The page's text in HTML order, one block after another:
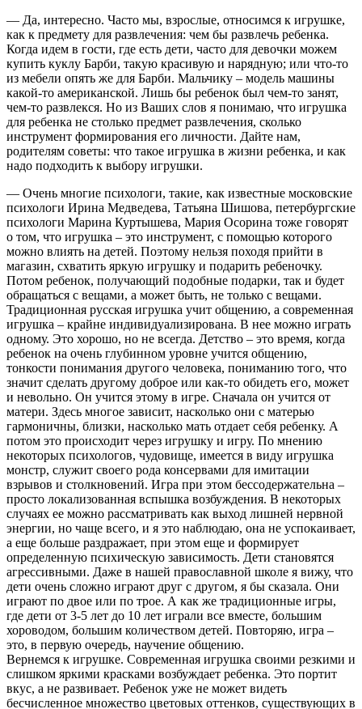
— Да, интересно. Часто мы, взрослые, относимся к игрушке,
как к предмету для развлечения: чем бы развлечь ребенка.
Когда идем в гости, где есть дети, часто для девочки можем
купить куклу Барби, такую красивую и нарядную; или что-то
из мебели опять же для Барби. Мальчику – модель машины
какой-то американской. Лишь бы ребенок был чем-то занят,
чем-то развлекся. Но из Ваших слов я понимаю, что игрушка
для ребенка не столько предмет развлечения, сколько
инструмент формирования его личности. Дайте нам,
родителям советы: что такое игрушка в жизни ребенка, и как
надо подходить к выбору игрушки.
— Очень многие психологи, такие, как известные московские
психологи Ирина Медведева, Татьяна Шишова, петербургские
психологи Марина Куртышева, Мария Осорина тоже говорят
о том, что игрушка – это инструмент, с помощью которого
можно влиять на детей. Поэтому нельзя походя прийти в
магазин, схватить яркую игрушку и подарить ребеночку.
Потом ребенок, получающий подобные подарки, так и будет
обращаться с вещами, а может быть, не только с вещами.
Традиционная русская игрушка учит общению, а современная
игрушка – крайне индивидуализирована. В нее можно играть
одному. Это хорошо, но не всегда. Детство – это время, когда
ребенок на очень глубинном уровне учится общению,
тонкости понимания другого человека, пониманию того, что
значит сделать другому доброе или как-то обидеть его, может
и невольно. Он учится этому в игре. Сначала он учится от
матери. Здесь многое зависит, насколько они с матерью
гармоничны, близки, насколько мать отдает себя ребенку. А
потом это происходит через игрушку и игру. По мнению
некоторых психологов, чудовище, имеется в виду игрушка
монстр, служит своего рода консервами для имитации
взрывов и столкновений. Игра при этом бессодержательна –
просто локализованная вспышка возбуждения. В некоторых
случаях ее можно рассматривать как выход лишней нервной
энергии, но чаще всего, и я это наблюдаю, она не успокаивает,
а еще больше раздражает, при этом еще и формирует
определенную психическую зависимость. Дети становятся
агрессивными. Даже в нашей православной школе я вижу, что
дети очень сложно играют друг с другом, я бы сказала. Они
играют по двое или по трое. А как же традиционные игры,
где дети от 3-5 лет до 10 лет играли все вместе, большим
хороводом, большим количеством детей. Повторяю, игра –
это, в первую очередь, научение общению.
Вернемся к игрушке. Современная игрушка своими резкими и
слишком яркими красками возбуждает ребенка. Это портит
вкус, а не развивает. Ребенок уже не может видеть
бесчисленное множество цветовых оттенков, существующих в